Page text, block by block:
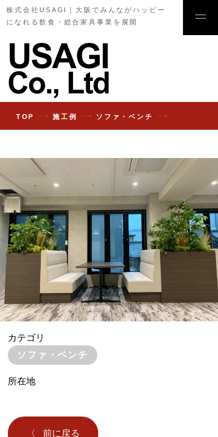
株式会社USAGI｜大阪でみんながハッピー
になれる飲食・総合家具事業を展開
TOP 施工例 ソファ・ベンチ
カテゴリ
ソファ・ベンチ
所在地
前に戻る